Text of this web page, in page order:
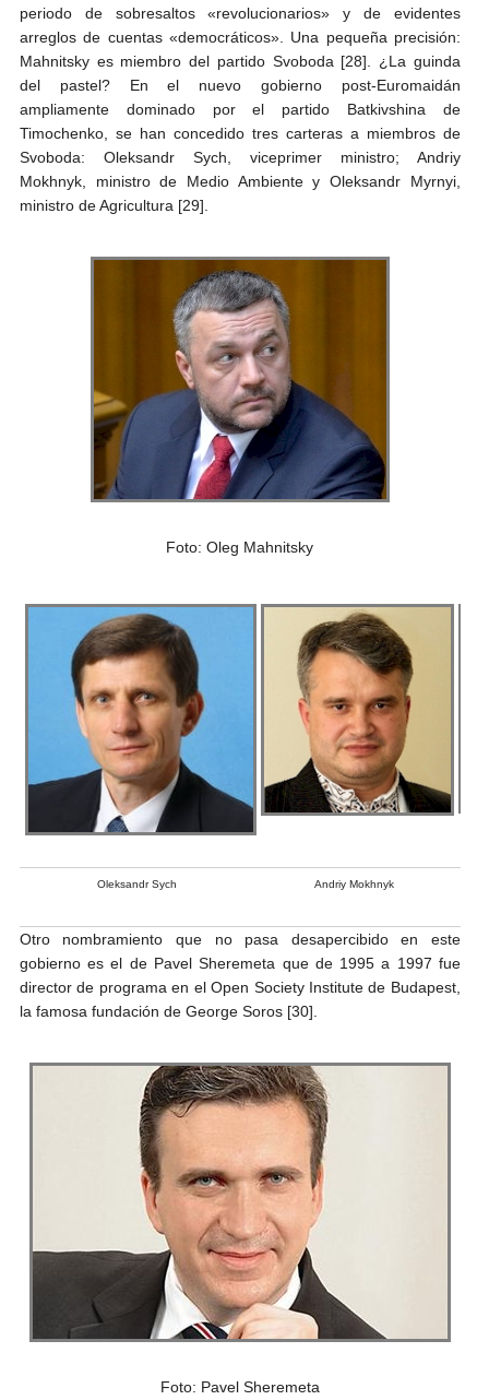
periodo de sobresaltos «revolucionarios» y de evidentes
arreglos de cuentas «democráticos». Una pequeña precisión:
Mahnitsky es miembro del partido Svoboda [28]. ¿La guinda
del pastel? En el nuevo gobierno post-Euromaidán
ampliamente dominado por el partido Batkivshina de
Timochenko, se han concedido tres carteras a miembros de
Svoboda: Oleksandr Sych, viceprimer ministro; Andriy
Mokhnyk, ministro de Medio Ambiente y Oleksandr Myrnyi,
ministro de Agricultura [29].
Foto: Oleg Mahnitsky
Oleksandr Sych Andriy Mokhnyk
Otro nombramiento que no pasa desapercibido en este
gobierno es el de Pavel Sheremeta que de 1995 a 1997 fue
director de programa en el Open Society Institute de Budapest,
la famosa fundación de George Soros [30].
Foto: Pavel Sheremeta